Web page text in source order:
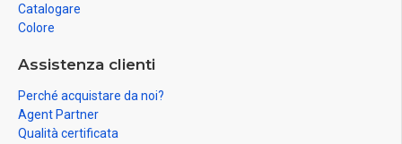
Catalogare
Colore
Assistenza clienti
Perché acquistare da noi?
Agent Partner
Qualità certificata